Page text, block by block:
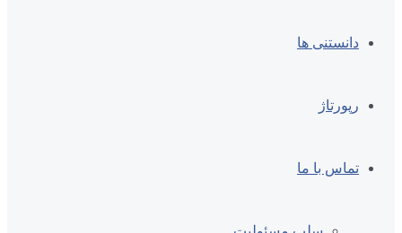
دانستنی ها
رپورتاژ
تماس با ما